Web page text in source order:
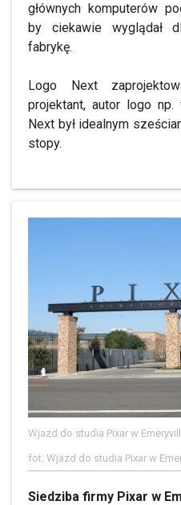
głównych komputerów
by ciekawie wyglądał
fabrykę.
Logo Next
projektant, autor logo
Next był idealnym
stopy.
Wjazd do studia Pixar w
fot. Wjazd do studia Pixar w
Siedziba firmy Pixar w